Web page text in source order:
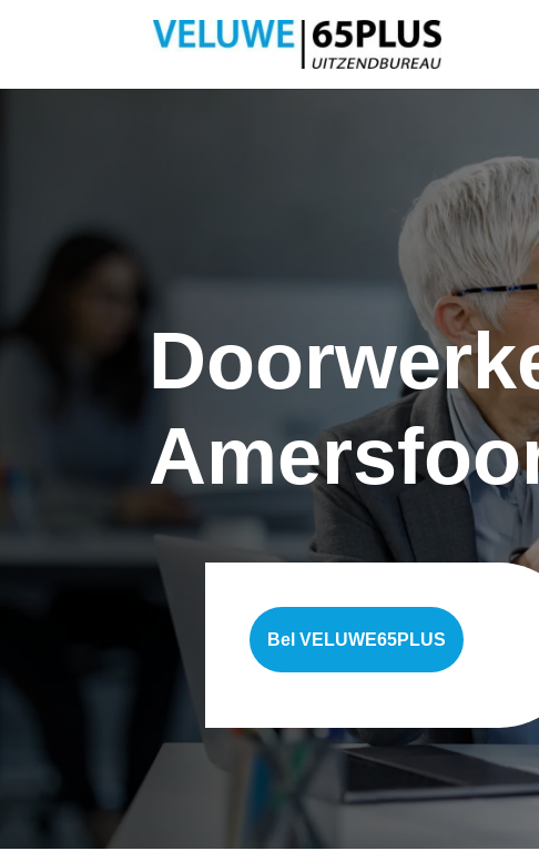
Bel VELUWE65PLUS